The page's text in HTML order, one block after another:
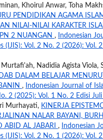
Khoirul Anwar, Toha
PENDIDIKAN AGAMA
NILAI-NILAI KARAKTER
2 NUANGAN ,
Indonesian
(IJIS): Vol. 2 No. 2 (2026): Vol.
Nadidia Agista Viola,
DALAM BELAJAR
,
Indonesian Journal of
2 (2025): Vol. 1 No. 2 Edisi
Murhayati, KINERJA
NALAR BAYANI,
ABID AL JABARI ,
Indonesian
(IJIS): Vol. 2 No. 1 (2026): Vol.